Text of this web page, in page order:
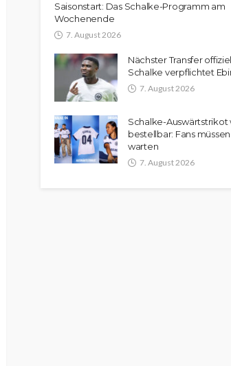
Saisonstart: Das Schalke-Programm am
Wochenende
7. August 2026
Nächster Transfer
Schalke verpflichtet
7. August 2026
Schalke-Auswärtstrikot
bestellbar: Fans
warten
7. August 2026